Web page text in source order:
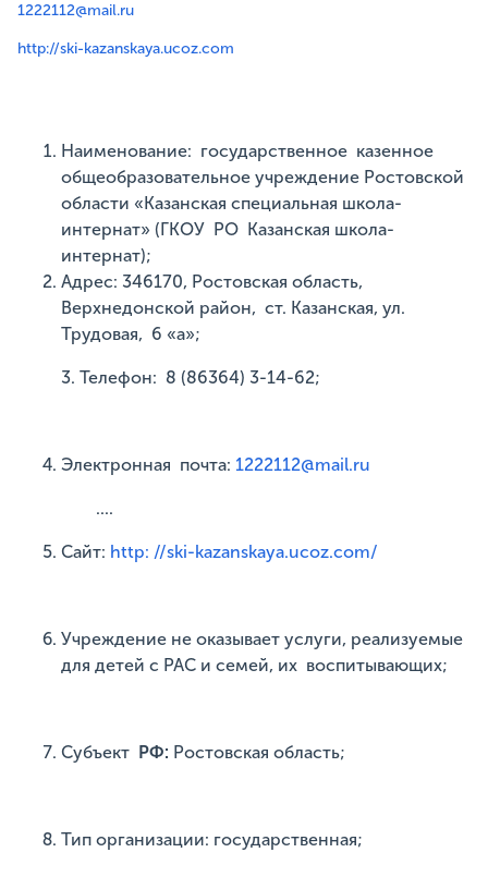
1222112@mail.ru
http://ski-kazanskaya.ucoz.com
Наименование: государственное казенное
общеобразовательное учреждение Ростовской
области «Казанская специальная школа-
интернат» (ГКОУ РО Казанская школа-
интернат);
Адрес: 346170, Ростовская область,
Верхнедонской район, ст. Казанская, ул.
Трудовая, 6 «а»;
3. Телефон: 8 (86364) 3-14-62;
Электронная почта: 1222112@mail.ru
....
Сайт: http: //ski-kazanskaya.ucoz.com/
Учреждение не оказывает услуги, реализуемые
для детей с РАС и семей, их воспитывающих;
Субъект РФ: Ростовская область;
Тип организации: государственная;